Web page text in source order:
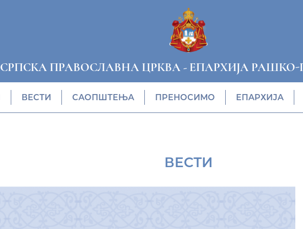
СРПСКА ПРАВОСЛАВНА ЦРКВА- ЕПАРХИЈА
ВЕСТИ САОПШТЕЊА ПРЕНОСИМО ЕПАРХИЈА
ВЕСТИ